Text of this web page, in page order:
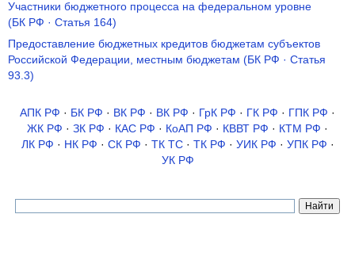
Участники бюджетного процесса на федеральном уровне
(БК РФ · Статья 164)
Предоставление бюджетных кредитов бюджетам субъектов
Российской Федерации, местным бюджетам (БК РФ · Статья
93.3)
АПК РФ · БК РФ · ВК РФ · ВК РФ · ГрК РФ · ГК РФ · ГПК РФ ·
ЖК РФ · ЗК РФ · КАС РФ · КоАП РФ · КВВТ РФ · КТМ РФ ·
ЛК РФ · НК РФ · СК РФ · ТК TC· ТК РФ · УИК РФ · УПК РФ ·
УК РФ